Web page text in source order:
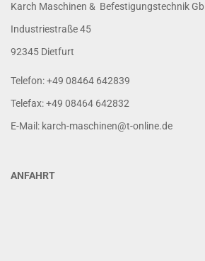
Karch Maschinen & Befestigungstechnik
Industriestraße 45
92345 Dietfurt
Telefon: +49 08464 642839
Telefax: +49 08464 642832
E-Mail: karch-maschinen@t-online.de
ANFAHRT